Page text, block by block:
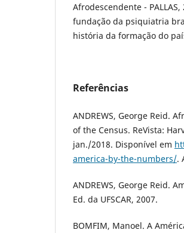
Afrodescendente -
fundação da psiquiatria
história da formação do
Referências
ANDREWS, George Reid.
of the Census. ReVista:
jan./2018. Disponível em
america-by-the-numbers/.
ANDREWS, George Reid.
Ed. da UFSCAR, 2007.
BOMFIM, Manoel. A